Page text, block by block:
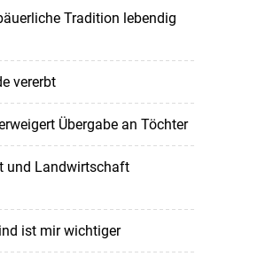
Tradition lebendig
vererbt
Übergabe an Töchter
und Landwirtschaft
ist mir wichtiger